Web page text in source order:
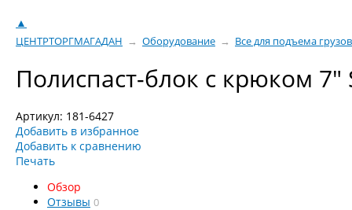
▲
ЦЕНТРТОРГМАГАДАН → Оборудование → Все для подъема грузов
Полиспаст-блок с крюком 7"
Артикул: 181-6427
Добавить в избранное
Добавить к сравнению
Печать
Обзор
Отзывы 0